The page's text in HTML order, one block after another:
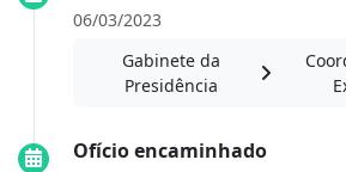
06/03/2023
Gabinete da
Presidência
Ofício encaminhado